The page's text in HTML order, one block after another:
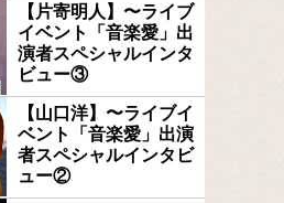
【片寄明人】〜ライブ
イベント「音楽愛」出
演者スペシャルインタ
ビュー③
【山口洋】〜ライブイ
ベント「音楽愛」出演
者スペシャルインタビ
ュー②